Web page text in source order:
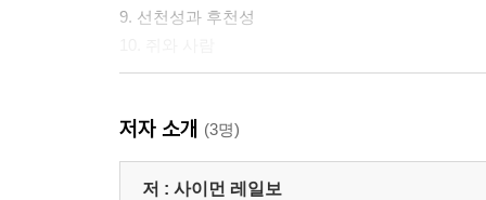
9. 선천성과 후천성
·참고 문헌
·찾아보기
저자 소개 (3명)
저 : 사이먼 레일보